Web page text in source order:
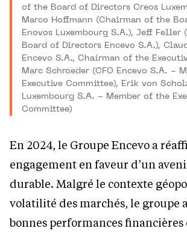
of the Board of Directors Creos
Marco Hoffmann (Chairman of the
Enovos Luxembourg S.A.), Jeff Feller
Board of Directors Encevo S.A.),
Encevo S.A., Chairman of the
Marc Schroeder (CFO Encevo S.A. -
Executive Committee), Erik von
Luxembourg S.A. - Member of the
Committee)
En 2024, le Groupe Encevo a
engagement en faveur d’un
durable. Malgré le contexte
volatilité des marchés, le groupe
bonnes performances